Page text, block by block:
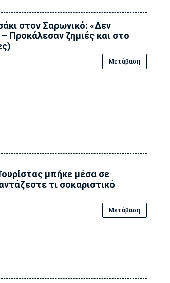
στον Σαρωνικό: «Δεν
Προκάλεσαν ζημιές και στο
Μετάβαση
μπήκε μέσα σε
τι σοκαριστικό
Μετάβαση